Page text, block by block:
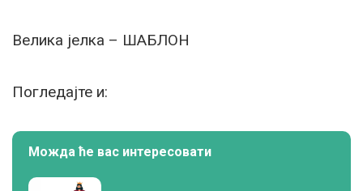
Велика јелка – ШАБЛОН
Погледајте и:
Можда ће вас интересовати